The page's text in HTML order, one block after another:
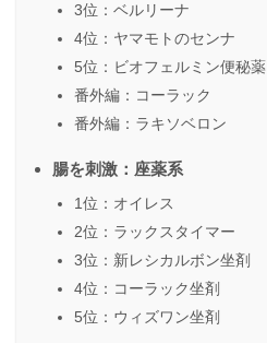
3位：ベルリーナ
4位：ヤマモトのセンナ
5位：ビオフェルミン便秘薬
番外編：コーラック
番外編：ラキソベロン
腸を刺激：座薬系
1位：オイレス
2位：ラックスタイマー
3位：新レシカルボン坐剤
4位：コーラック坐剤
5位：ウィズワン坐剤